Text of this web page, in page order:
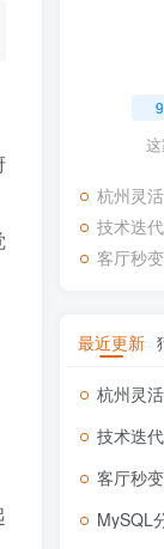
杭州灵活
技术迭代
客厅秒变
最近更新
杭州灵活
技术迭代何
客厅秒变放
MySQL